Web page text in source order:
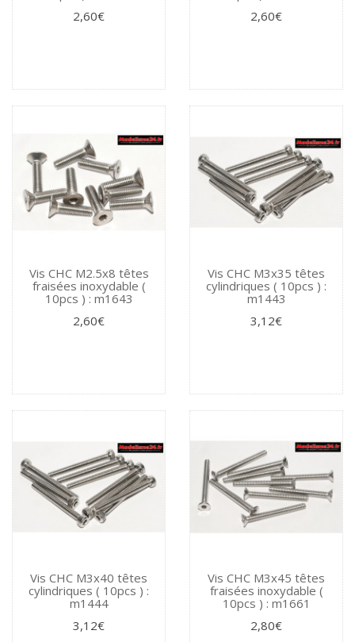
2,60€
2,60€
Vis CHC M2.5x8 têtes
fraisées inoxydable (
10pcs ) : m1643
2,60€
Vis CHC M3x35 têtes
cylindriques ( 10pcs ) :
m1443
3,12€
Vis CHC M3x40 têtes
cylindriques ( 10pcs ) :
m1444
3,12€
Vis CHC M3x45 têtes
fraisées inoxydable (
10pcs ) : m1661
2,80€